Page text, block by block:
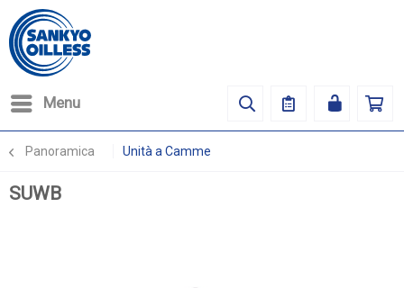
Menu
Panoramica Unità a Camme
SUWB